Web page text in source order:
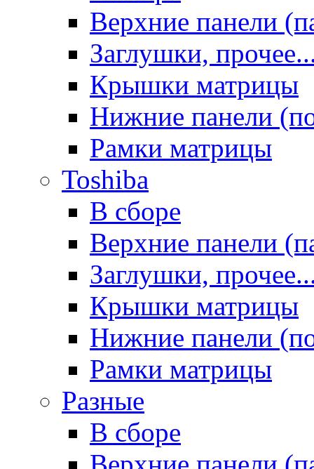
Верхние панели
Заглушки,
Крышки матрицы
Нижние панели
Рамки матрицы
Toshiba
В сборе
Верхние панели
Заглушки,
Крышки матрицы
Нижние панели
Рамки матрицы
Разные
В сборе